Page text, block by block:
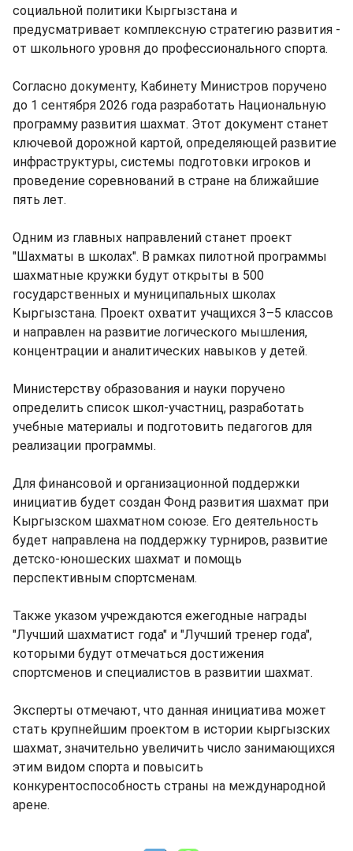
социальной политики Кыргызстана и
предусматривает комплексную стратегию развития -
от школьного уровня до профессионального спорта.
Согласно документу, Кабинету Министров поручено
до 1 сентября 2026 года разработать Национальную
программу развития шахмат. Этот документ станет
ключевой дорожной картой, определяющей развитие
инфраструктуры, системы подготовки игроков и
проведение соревнований в стране на ближайшие
пять лет.
Одним из главных направлений станет проект
"Шахматы в школах". В рамках пилотной программы
шахматные кружки будут открыты в 500
государственных и муниципальных школах
Кыргызстана. Проект охватит учащихся 3–5 классов
и направлен на развитие логического мышления,
концентрации и аналитических навыков у детей.
Министерству образования и науки поручено
определить список школ-участниц, разработать
учебные материалы и подготовить педагогов для
реализации программы.
Для финансовой и организационной поддержки
инициатив будет создан Фонд развития шахмат при
Кыргызском шахматном союзе. Его деятельность
будет направлена на поддержку турниров, развитие
детско-юношеских шахмат и помощь
перспективным спортсменам.
Также указом учреждаются ежегодные награды
"Лучший шахматист года" и "Лучший тренер года",
которыми будут отмечаться достижения
спортсменов и специалистов в развитии шахмат.
Эксперты отмечают, что данная инициатива может
стать крупнейшим проектом в истории кыргызских
шахмат, значительно увеличить число занимающихся
этим видом спорта и повысить
конкурентоспособность страны на международной
арене.